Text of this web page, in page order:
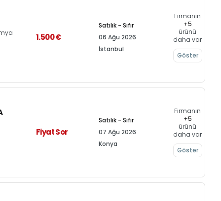
1.500 €
Satılık - Sıfır
06 Ağu 2026
İstanbul
Firmanın
+5
ürünü
daha var
Göster
Fiyat Sor
Satılık - Sıfır
07 Ağu 2026
Konya
Firmanın
+5
ürünü
daha var
Göster